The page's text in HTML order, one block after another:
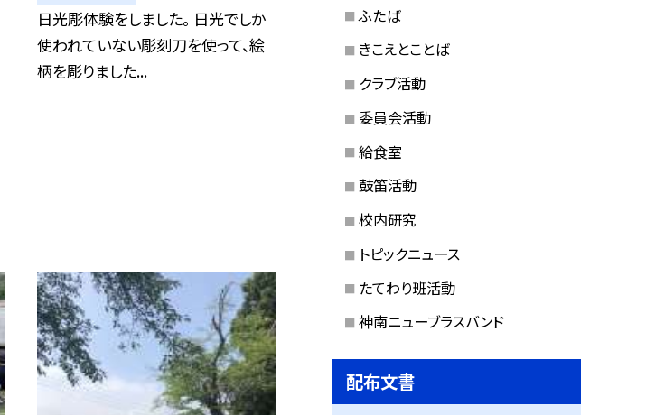
日光彫体験をしました。 日光でしか
使われていない彫刻刀を使って、絵
柄を彫りました...
ふたば
きこえとことば
クラブ活動
委員会活動
給食室
鼓笛活動
校内研究
トピックニュース
たてわり班活動
神南ニューブラスバンド
配布文書